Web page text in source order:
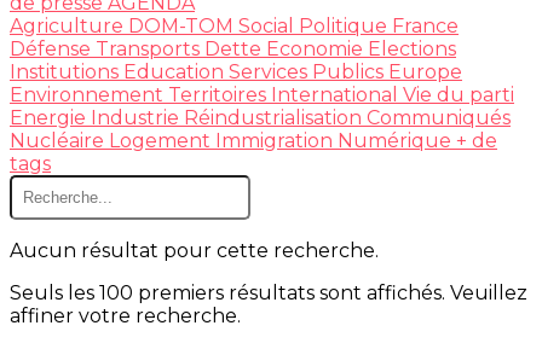
Agriculture DOM-TOM Social Politique France
Défense Transports Dette Economie Elections
Institutions Education Services Publics Europe
Environnement Territoires International Vie du parti
Energie Industrie Réindustrialisation Communiqués
Nucléaire Logement Immigration Numérique + de
tags
Aucun résultat pour cette recherche.
Seuls les 100 premiers résultats sont affichés. Veuillez
affiner votre recherche.